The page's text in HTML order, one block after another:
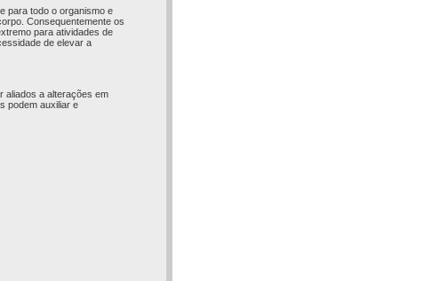
para todo o organismo e
Consequentemente os
para atividades de
de elevar a
aliados a alterações em
podem auxiliar e